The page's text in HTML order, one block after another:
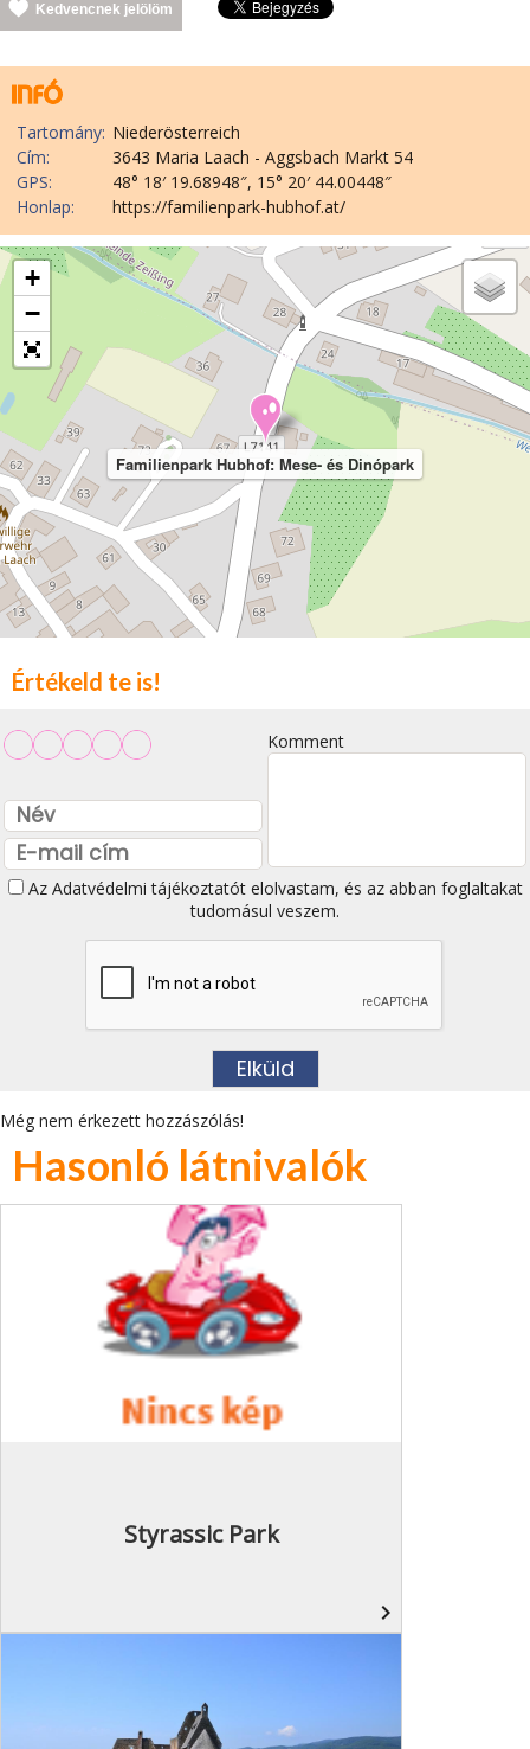
Kedvencnek jelölöm
Tartomány: Niederösterreich
Cím:
3643 Maria Laach - Aggsbach Markt 54
GPS:
48° 18′ 19.68948″, 15° 20′ 44.00448″
Honlap:
https://familienpark-hubhof.at/
Familienpark Hubhof: Mese- és Dinópark
+
−
Értékeld te is!
Komment
Az Adatvédelmi tájékoztatótelolvastam, és az abban foglaltakat
tudomásul veszem.
Még nem érkezett hozzászólás!
Hasonló látnivalók
Styrassic Park
navigate_next